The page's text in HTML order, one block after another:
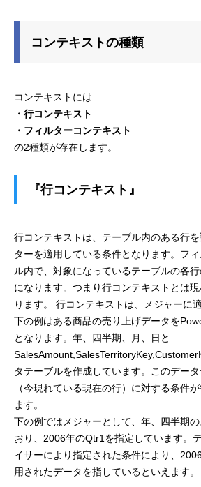
コンテキストの種類
コンテキストには
・行コンテキスト
・フィルターコンテキスト
の2種類が存在します。
『行コンテキスト』
行コンテキストは、テーブル内のある行
ターを適用している条件となります。フ
ル内で、対象になっているテーブルの各
になります。つまり行コンテキストとは
ります。 行コンテキストは、メジャーに
下の例はある商品の売り上げデータを
となります。年、四半期、月、日と
タテーブルを作成しています。このデー
（今現れている現在の行）に対する条件
ます。
下の例ではメジャーとして、年、四半期
おり、2006年のQtr1を指定しています。
イサーにより指定された条件により、
用されたデータを指しているといえます。